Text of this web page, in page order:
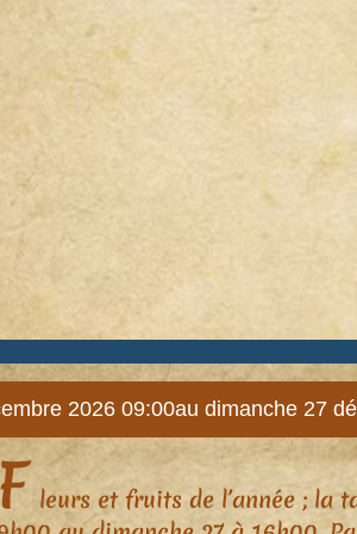
2026 09:00au dimanche 27
leurs et fruits de l’année ; la